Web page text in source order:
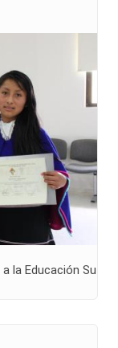
la Educación Su